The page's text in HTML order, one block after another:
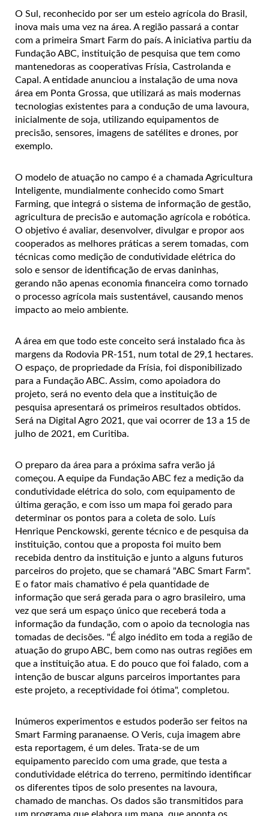
O Sul, reconhecido por ser um esteio agrícola do Brasil,
inova mais uma vez na área. A região passará a contar
com a primeira Smart Farm do país. A iniciativa partiu da
Fundação ABC, instituição de pesquisa que tem como
mantenedoras as cooperativas Frísia, Castrolanda e
Capal. A entidade anunciou a instalação de uma nova
área em Ponta Grossa, que utilizará as mais modernas
tecnologias existentes para a condução de uma lavoura,
inicialmente de soja, utilizando equipamentos de
precisão, sensores, imagens de satélites e drones, por
exemplo.
O modelo de atuação no campo é a chamada Agricultura
Inteligente, mundialmente conhecido como Smart
Farming, que integrá o sistema de informação de gestão,
agricultura de precisão e automação agrícola e robótica.
O objetivo é avaliar, desenvolver, divulgar e propor aos
cooperados as melhores práticas a serem tomadas, com
técnicas como medição de condutividade elétrica do
solo e sensor de identificação de ervas daninhas,
gerando não apenas economia financeira como tornado
o processo agrícola mais sustentável, causando menos
impacto ao meio ambiente.
A área em que todo este conceito será instalado fica às
margens da Rodovia PR-151, num total de 29,1 hectares.
O espaço, de propriedade da Frísia, foi disponibilizado
para a Fundação ABC. Assim, como apoiadora do
projeto, será no evento dela que a instituição de
pesquisa apresentará os primeiros resultados obtidos.
Será na Digital Agro 2021, que vai ocorrer de 13 a 15 de
julho de 2021, em Curitiba.
O preparo da área para a próxima safra verão já
começou. A equipe da Fundação ABC fez a medição da
condutividade elétrica do solo, com equipamento de
última geração, e com isso um mapa foi gerado para
determinar os pontos para a coleta de solo. Luís
Henrique Penckowski, gerente técnico e de pesquisa da
instituição, contou que a proposta foi muito bem
recebida dentro da instituição e junto a alguns futuros
parceiros do projeto, que se chamará "ABC Smart Farm".
E o fator mais chamativo é pela quantidade de
informação que será gerada para o agro brasileiro, uma
vez que será um espaço único que receberá toda a
informação da fundação, com o apoio da tecnologia nas
tomadas de decisões. "É algo inédito em toda a região de
atuação do grupo ABC, bem como nas outras regiões em
que a instituição atua. E do pouco que foi falado, com a
intenção de buscar alguns parceiros importantes para
este projeto, a receptividade foi ótima", completou.
Inúmeros experimentos e estudos poderão ser feitos na
Smart Farming paranaense. O Veris, cuja imagem abre
esta reportagem, é um deles. Trata-se de um
equipamento parecido com uma grade, que testa a
condutividade elétrica do terreno, permitindo identificar
os diferentes tipos de solo presentes na lavoura,
chamado de manchas. Os dados são transmitidos para